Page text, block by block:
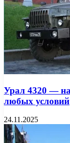
Урал 4320 —
любых условий
24.11.2025